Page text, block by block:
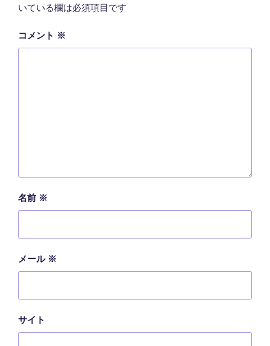
いている欄は必須項目です
コメント ※
名前 ※
メール ※
サイト